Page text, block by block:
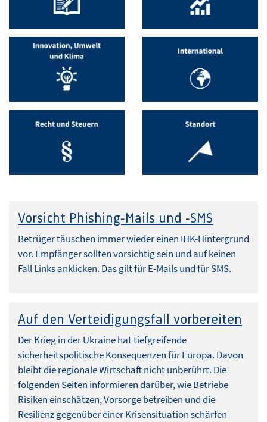
Vorsicht Phishing-Mails und -SMS
Betrüger täuschen immer wieder einen IHK-Hintergrund
vor. Empfänger sollten vorsichtig sein und auf keinen
Fall Links anklicken. Das gilt für E-Mails und für SMS.
Auf den Verteidigungsfall vorbereiten
Der Krieg in der Ukraine hat tiefgreifende
sicherheitspolitische Konsequenzen für Europa. Davon
bleibt die regionale Wirtschaft nicht unberührt. Die
folgenden Seiten informieren darüber, wie Betriebe
Risiken einschätzen, Vorsorge betreiben und die
Resilienz gegenüber einer Krisensituation schärfen